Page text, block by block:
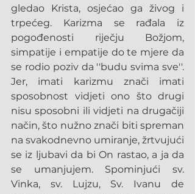
gledao Krista, osjećao ga živog i
trpećeg. Karizma se rađala iz
pogođenosti riječju Božjom,
simpatije i empatije do te mjere da
se rodio poziv da ''budu svima sve''.
Jer, imati karizmu znači imati
sposobnost vidjeti ono što drugi
nisu sposobni ili vidjeti na drugačiji
način, što nužno znači biti spreman
na svakodnevno umiranje, žrtvujući
se iz ljubavi da bi On rastao, a ja da
se umanjujem. Spominjući sv.
Vinka, sv. Lujzu, Sv. Ivanu de